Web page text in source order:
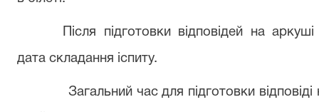
Після підготовки відповідей на
дата складання іспиту.
Загальний час для підготовки